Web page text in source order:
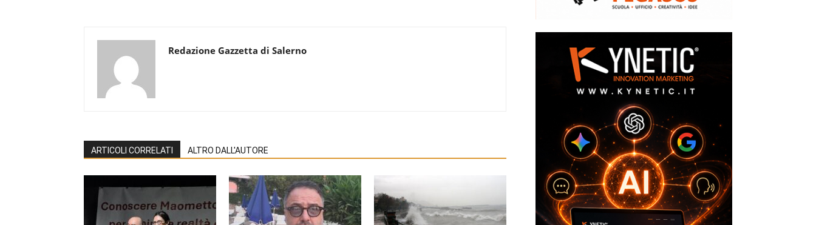
Redazione Gazzetta di Salerno
ARTICOLI CORRELATI ALTRO DALL'AUTORE